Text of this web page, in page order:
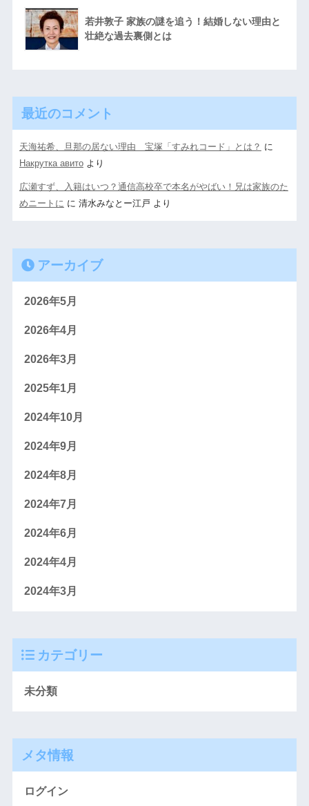
若井敦子 家族の謎を追う！結婚しない理由と
壮絶な過去裏側とは
最近のコメント
天海祐希、旦那の居ない理由 宝塚「すみれコード」とは？ に
Накрутка авитоより
広瀬すず、入籍はいつ？通信高校卒で本名がやばい！兄は家族のた
めニートに に 清水みなとー江戸 より
アーカイブ
2026年5月
2026年4月
2026年3月
2025年1月
2024年10月
2024年9月
2024年8月
2024年7月
2024年6月
2024年4月
2024年3月
カテゴリー
未分類
メタ情報
ログイン